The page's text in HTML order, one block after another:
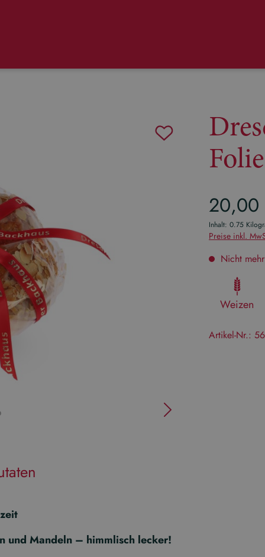
und Mandeln – himmlisch lecker!
Folie
Regulärer
Inhalt: 0.75
Preise inkl.
Nicht
Weizen
Artikel-Nr.: